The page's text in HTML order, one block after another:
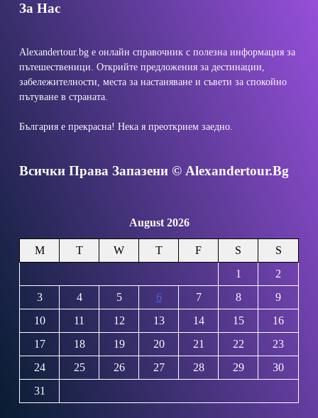
За Нас
Alexandertour.bg е онлайн справочник с полезна информация за
пътешественици. Открийте предложения за дестинации,
забележителности, места за настаняване и съвети за спокойно
пътуване в страната.
България е прекрасна! Нека я преоткрием заедно.
Всички Права Запазени © Alexandertour.bg
August 2026
M T W T F S
S
1
2
3
4 5 6 7 8
9
10
11 12 13 14 15
16
17
18 19 20 21 22
23
24
25 26 27 28 29
30
31